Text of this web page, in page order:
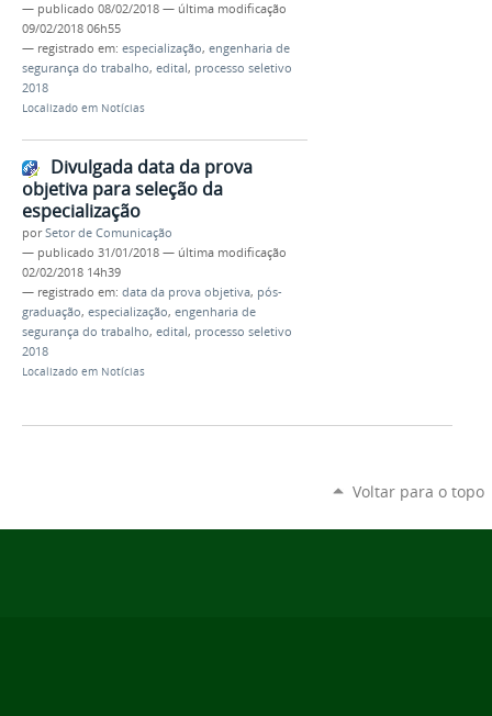
— publicado 08/02/2018 — última modificação
09/02/2018 06h55
— registrado em: especialização, engenharia de
segurança do trabalho, edital, processo seletivo
2018
Localizado em Notícias
Divulgada data da prova
objetiva para seleção da
especialização
porSetor de Comunicação
— publicado 31/01/2018 — última modificação
02/02/2018 14h39
— registrado em: data da prova objetiva, pós-
graduação, especialização, engenharia de
segurança do trabalho, edital, processo seletivo
2018
Localizado em Notícias
Voltar para o topo